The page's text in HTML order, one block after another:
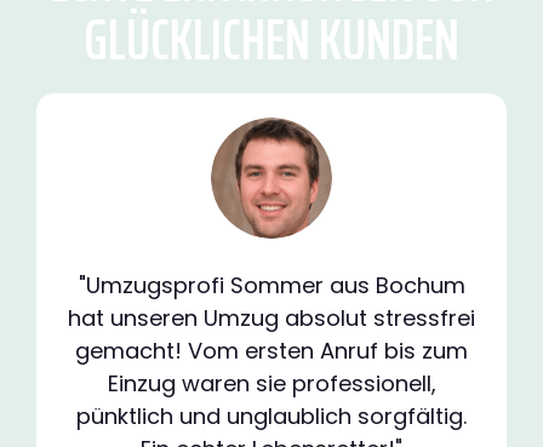
GLÜCKLICHEN KUNDEN
"Umzugsprofi Sommer aus Bochum
hat unseren Umzug absolut stressfrei
gemacht! Vom ersten Anruf bis zum
Einzug waren sie professionell,
pünktlich und unglaublich sorgfältig.